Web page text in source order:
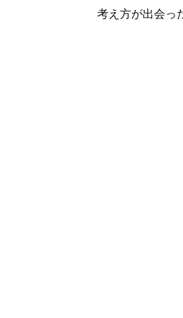
考え方が出会っ